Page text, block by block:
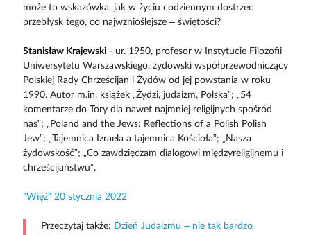
może to wskazówka, jak w życiu codziennym dostrzec
przebłysk tego, co najwznioślejsze – świętości?
Stanisław Krajewski- ur. 1950, profesor w Instytucie Filozofii
Uniwersytetu Warszawskiego, żydowski współprzewodniczący
Polskiej Rady Chrześcijan i Żydów od jej powstania w roku
1990. Autor m.in. książek „Żydzi, judaizm, Polska”; „54
komentarze do Tory dla nawet najmniej religijnych spośród
nas”; „Poland and the Jews: Reflections of a Polish Polish
Jew”; „Tajemnica Izraela a tajemnica Kościoła”; „Nasza
żydowskość”; „Co zawdzięczam dialogowi międzyreligijnemu i
chrześcijaństwu”.
"Więź" 20 stycznia 2022
Przeczytaj także: Dzień Judaizmu – nie tak bardzo